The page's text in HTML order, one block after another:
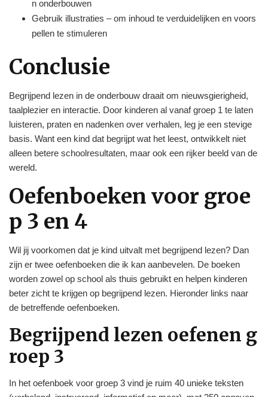
n onderbouwen
Gebruik illustraties – om inhoud te verduidelijken en voors
pellen te stimuleren
Conclusie
Begrijpend lezen in de onderbouw draait om nieuwsgierigheid,
taalplezier en interactie. Door kinderen al vanaf groep 1 te laten
luisteren, praten en nadenken over verhalen, leg je een stevige
basis. Want een kind dat begrijpt wat het leest, ontwikkelt niet
alleen betere schoolresultaten, maar ook een rijker beeld van de
wereld.
Oefenboeken voor groe
p 3 en 4
Wil jij voorkomen dat je kind uitvalt met begrijpend lezen? Dan
zijn er twee oefenboeken die ik kan aanbevelen. De boeken
worden zowel op school als thuis gebruikt en helpen kinderen
beter zicht te krijgen op begrijpend lezen. Hieronder links naar
de betreffende oefenboeken.
Begrijpend lezen oefenen g
roep 3
In het oefenboek voor groep 3 vind je ruim 40 unieke teksten